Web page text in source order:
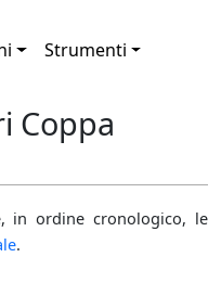
Strumenti
Coppa
in ordine cronologico, le
.